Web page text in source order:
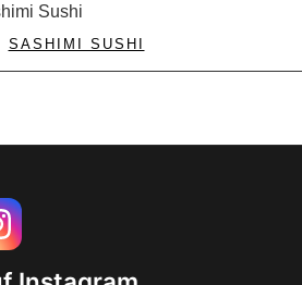
Sushi
SASHIMI SUSHI